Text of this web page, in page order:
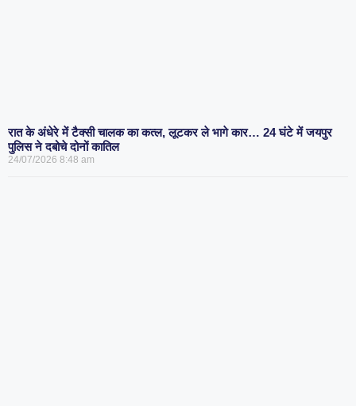
रात के अंधेरे में टैक्सी चालक का कत्ल, लूटकर ले भागे कार… 24 घंटे में जयपुर
पुलिस ने दबोचे दोनों कातिल
24/07/2026 8:48 am